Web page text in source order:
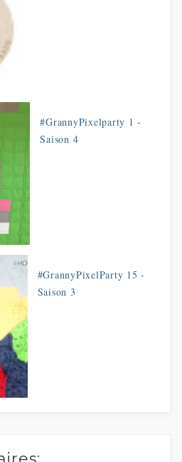
#GrannyPixelparty 1 -
Saison 4
#GrannyPixelParty 15 -
Saison 3